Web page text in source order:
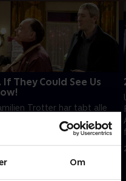
Om
If They Could See Us
Trotter har tabt alle
penge på grund af en
investering på det
at skaffe nogle penge.
november 2023 • 71 min